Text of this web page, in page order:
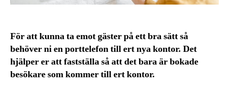
För att kunna ta emot gäster på ett bra sätt så
behöver ni en porttelefon till ert nya kontor. Det
hjälper er att fastställa så att det bara är bokade
besökare som kommer till ert kontor.